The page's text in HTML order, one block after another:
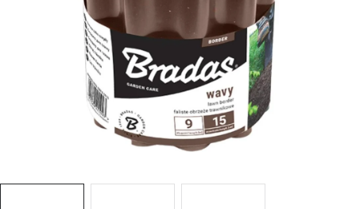
Dětská hřiště
Autodoplňky